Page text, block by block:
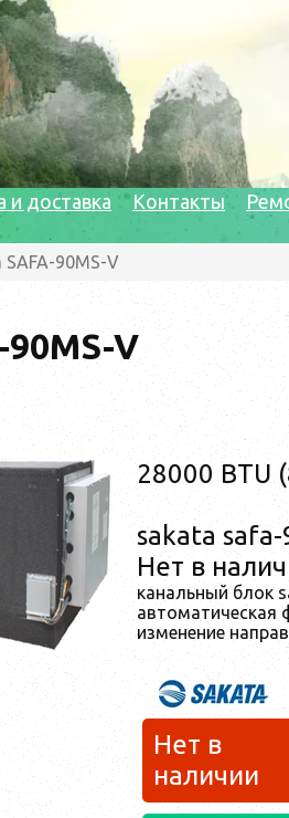
и доставка Контакты
SAFA-90MS-V
V
28000 BTU
sakata safa-
Нет в
канальный блок
автоматическая
изменение
Нет в
наличии